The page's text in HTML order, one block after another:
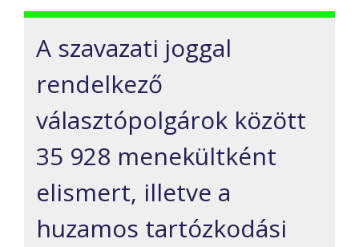
A szavazati joggal
rendelkező
választópolgárok között
35 928 menekültként
elismert, illetve a
huzamos tartózkodási